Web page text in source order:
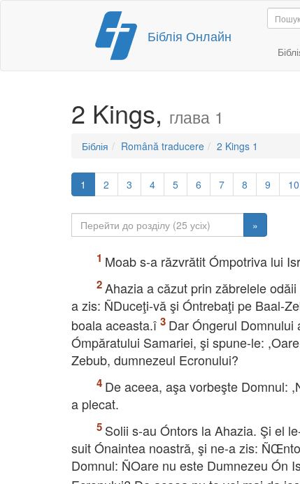
Перейти
вмісту
Біблія Онлайн
2 Kings, глава 1
Біблія Română traducere 2 Kings 1
1 2 3 4 5 6 7 8 9 10
»
Moab s-a răzvrătit Ómpotriva lui
Ahazia a căzut prin zăbrelele
a zis: ÑDuceţi-vă şi Óntrebaţi pe Baal-
boala aceasta.î
Dar Óngerul
Ómpăratului Samariei, şi spune-le:
Zebub, dumnezeul Ecronului?
De aceea, aşa vorbeşte Domnul:
a plecat.
Solii s-au Óntors la Ahazia. Şi el
suit Ónaintea noastră, şi ne-a zis:
Domnul: ÑOare nu este Dumnezeu Ón